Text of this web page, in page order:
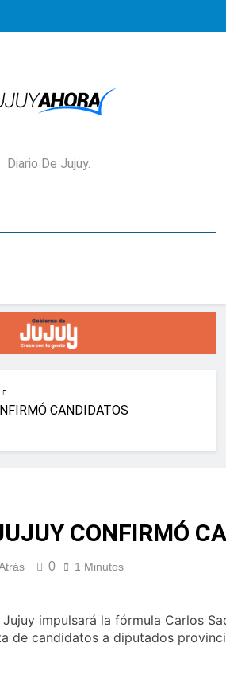
Ahora!
Diario De Jujuy.
CANDIDATOS
CONFIRMÓ
0 1 Minutos
Jujuy impulsará la fórmula Carlos
de candidatos a diputados